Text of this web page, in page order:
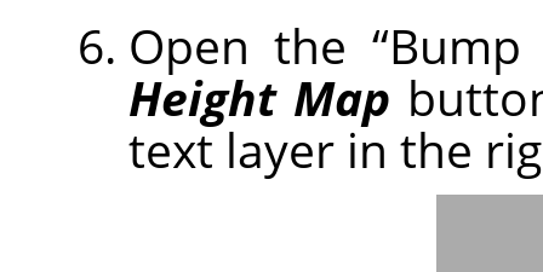
Open the “Bump
Height Map
text layer in the